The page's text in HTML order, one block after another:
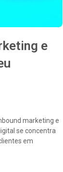
e
marketing e
se concentra
em